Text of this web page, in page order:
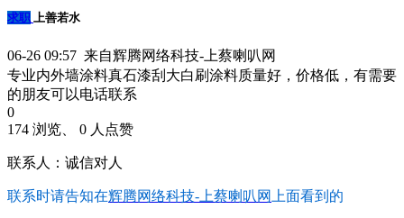
求职 上善若水
06-26 09:57 来自辉腾网络科技-上蔡喇叭网
专业内外墙涂料真石漆刮大白刷涂料质量好，价格低，有需要
的朋友可以电话联系
0
174 浏览、 0 人点赞
联系人：诚信对人
联系时请告知在辉腾网络科技-上蔡喇叭网 上面看到的